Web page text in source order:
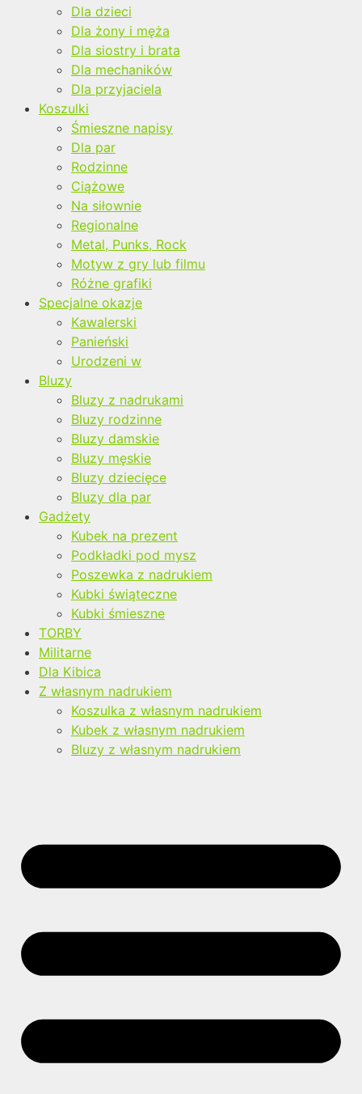
Dla dzieci
Dla żony i męża
Dla siostry i brata
Dla mechaników
Dla przyjaciela
Koszulki
Śmieszne napisy
Dla par
Rodzinne
Ciążowe
Na siłownie
Regionalne
Metal, Punks, Rock
Motyw z gry lub filmu
Różne grafiki
Specjalne okazje
Kawalerski
Panieński
Urodzeni w
Bluzy
Bluzy z nadrukami
Bluzy rodzinne
Bluzy damskie
Bluzy męskie
Bluzy dziecięce
Bluzy dla par
Gadżety
Kubek na prezent
Podkładki pod mysz
Poszewka z nadrukiem
Kubki świąteczne
Kubki śmieszne
TORBY
Militarne
Dla Kibica
Z własnym nadrukiem
Koszulka z własnym nadrukiem
Kubek z własnym nadrukiem
Bluzy z własnym nadrukiem